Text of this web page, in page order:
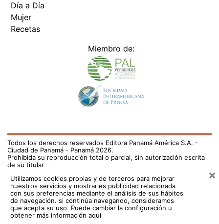
Día a Día
Mujer
Recetas
Miembro de:
Todos los derechos reservados Editora Panamá América S.A. -
Ciudad de Panamá - Panamá 2026.
Prohibida su reproducción total o parcial, sin autorización escrita
de su titular
Utilizamos cookies propias y de terceros para mejorar
nuestros servicios y mostrarles publicidad relacionada
con sus preferencias mediante el análisis de sus hábitos
de navegación. si continúa navegando, consideramos
que acepta su uso. Puede cambiar la configuración u
obtener más información aquí
×